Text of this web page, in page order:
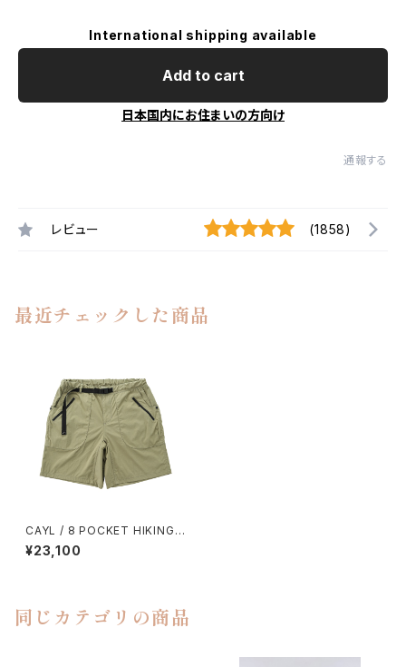
International shipping available
Add to cart
日本国内にお住まいの方向け
通報する
レビュー (1858)
最近チェックした商品
CAYL / 8 POCKET HIKING S
HORTS（OLIVE）
¥23,100
同じカテゴリの商品